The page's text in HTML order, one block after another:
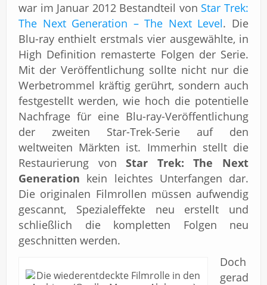
war im Januar 2012 Bestandteil von Star Trek:
The Next Generation – The Next Level. Die
Blu-ray enthielt erstmals vier ausgewählte, in
High Definition remasterte Folgen der Serie.
Mit der Veröffentlichung sollte nicht nur die
Werbetrommel kräftig gerührt, sondern auch
festgestellt werden, wie hoch die potentielle
Nachfrage für eine Blu-ray-Veröffentlichung
der zweiten Star-Trek-Serie auf den
weltweiten Märkten ist. Immerhin stellt die
Restaurierung vonStar Trek: The Next
Generation kein leichtes Unterfangen dar.
Die originalen Filmrollen müssen aufwendig
gescannt, Spezialeffekte neu erstellt und
schließlich die kompletten Folgen neu
geschnitten werden.
Doch
gerad